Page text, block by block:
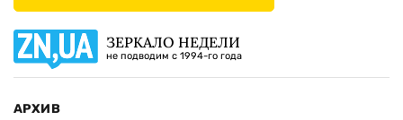
ЗЕРКАЛО НЕДЕЛИ
не подводим с 1994-го года
АРХИВ